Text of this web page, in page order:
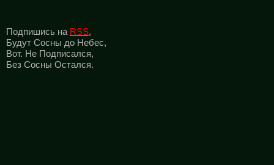
Подпишись на RSS,
Будут Сосны до Небес,
Вот. Не Подписался,
Без Сосны Остался.